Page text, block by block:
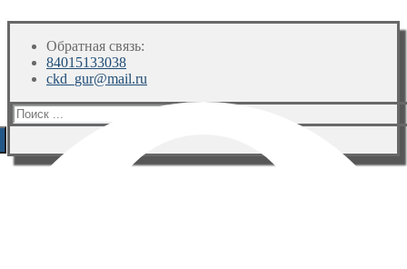
Обратная связь:
84015133038
ckd_gur@mail.ru
Искать: